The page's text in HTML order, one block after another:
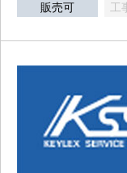
販売可 工